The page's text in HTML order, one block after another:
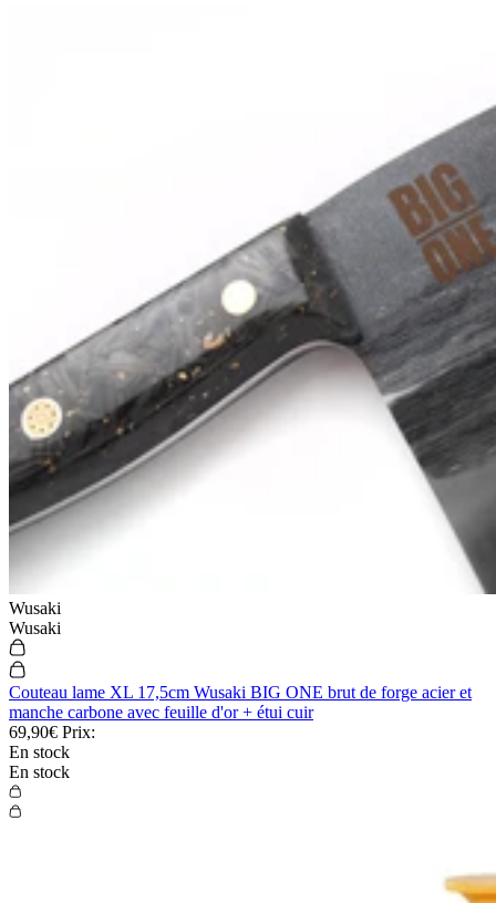
Wusaki
Wusaki
Couteau lame XL 17,5cm Wusaki BIG ONE brut de forge acier et
manche carbone avec feuille d'or + étui cuir
69,90€ Prix:
En stock
En stock